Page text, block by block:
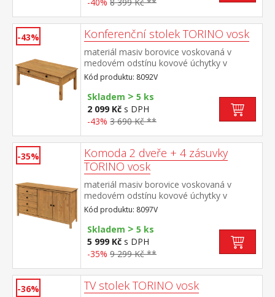
-43% Konferenční stolek TORINO vosk
materiál masiv borovice voskovaná v
medovém odstínu kovové úchytky v
barevném provedení černěná mosaz široká
zásuvka s kovovými pojezdy
Kód produktu: 8092V
Skladem > 5 ks
2 099 Kč s DPH
-43% 3 690 Kč **
-35%
Komoda 2 dveře + 4 zásuvky
TORINO vosk
materiál masiv borovice voskovaná v
medovém odstínu kovové úchytky v
barevném provedení černěná mosaz 4
zásuvky s kovovými pojezdy, 2 plné dveře,
1 police
Kód produktu: 8097V
Skladem > 5 ks
5 999 Kč s DPH
-35% 9 299 Kč **
-36% TV stolek TORINO vosk